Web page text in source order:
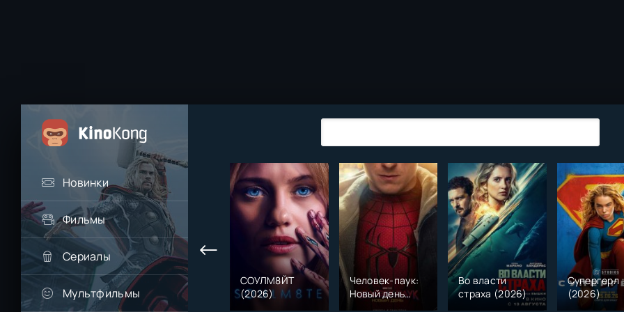
Новинки
Фильмы
Сериалы
Мультфильмы
СОУЛМ8ЙТ
(2026)
Человек-паук:
Новый день
(2026)
Во власти
страха (2026)
Супергерл
(2026)